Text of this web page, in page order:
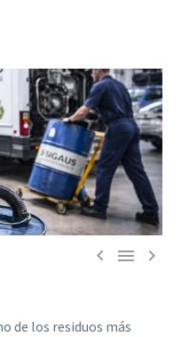
  
de los residuos más